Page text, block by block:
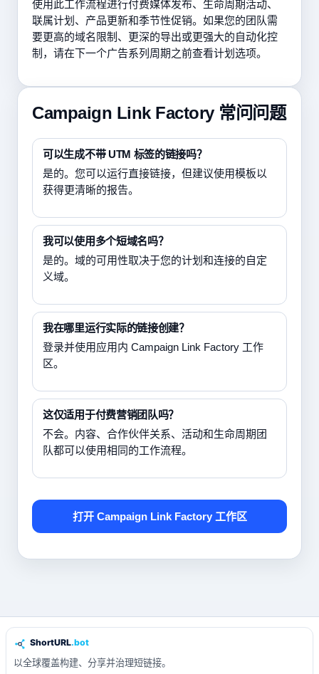
使用此工作流程进行付费媒体发布、生命周期活动、
联属计划、产品更新和季节性促销。如果您的团队需
要更高的域名限制、更深的导出或更强大的自动化控
制，请在下一个广告系列周期之前查看计划选项。
Campaign Link Factory 常问问题
可以生成不带 UTM 标签的链接吗？
是的。您可以运行直接链接，但建议使用模板以
获得更清晰的报告。
我可以使用多个短域名吗？
是的。域的可用性取决于您的计划和连接的自定
义域。
我在哪里运行实际的链接创建？
登录并使用应用内 Campaign Link Factory 工作
区。
这仅适用于付费营销团队吗？
不会。内容、合作伙伴关系、活动和生命周期团
队都可以使用相同的工作流程。
打开 Campaign Link Factory 工作区
以全球覆盖构建、分享并治理短链接。